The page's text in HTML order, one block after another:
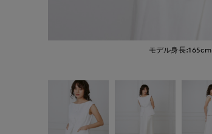
モデル身長:165cm